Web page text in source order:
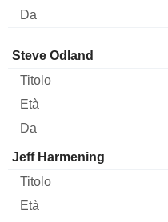
Amministratore
Steve Odland
Jeff Harmening